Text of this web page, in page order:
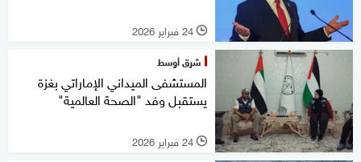
l 24 فبراير 2026
شرق أوسط
المستشفى الميداني الإماراتي بغزة
يستقبل وفد "الصحة العالمية"
l 24 فبراير 2026